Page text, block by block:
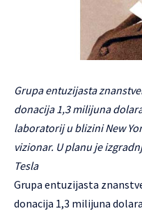
Grupa entuzijasta
donacija 1,3 milijuna
laboratorij u blizini New
vizionar. U planu je
Tesla
Grupa entuzijasta
donacija 1,3 milijuna